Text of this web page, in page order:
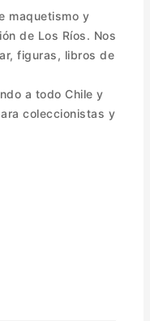
maquetismo y
de Los Ríos. Nos
figuras, libros de
a todo Chile y
coleccionistas y